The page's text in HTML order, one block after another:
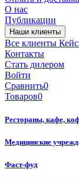
О нас
Публикации
Наши клиенты
Все клиенты
Контакты
Стать дилером
Войти
Сравнить0
Товаров0
Рестораны, кафе,
Медицинские
Фаст-фуд